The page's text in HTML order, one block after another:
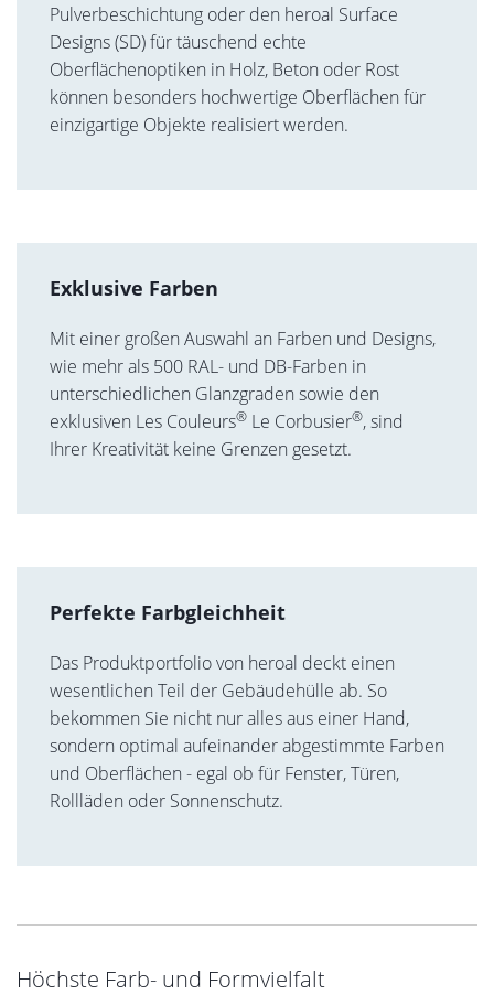
Pulverbeschichtung oder den heroal Surface
Designs (SD) für täuschend echte
Oberflächenoptiken in Holz, Beton oder Rost
können besonders hochwertige Oberflächen für
einzigartige Objekte realisiert werden.
Exklusive Farben
Mit einer großen Auswahl an Farben und Designs,
wie mehr als 500 RAL- und DB-Farben in
unterschiedlichen Glanzgraden sowie den
exklusiven Les Couleurs® Le Corbusier®, sind
Ihrer Kreativität keine Grenzen gesetzt.
Perfekte Farbgleichheit
Das Produktportfolio von heroal deckt einen
wesentlichen Teil der Gebäudehülle ab. So
bekommen Sie nicht nur alles aus einer Hand,
sondern optimal aufeinander abgestimmte Farben
und Oberflächen - egal ob für Fenster, Türen,
Rollläden oder Sonnenschutz.
Höchste Farb- und Formvielfalt